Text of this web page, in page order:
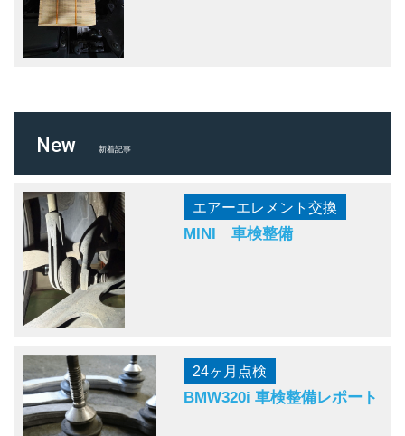
New 新着記事
エアーエレメント交換
MINI 車検整備
24ヶ月点検
BMW320i 車検整備レポート